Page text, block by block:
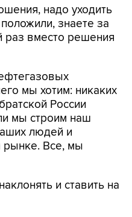
надо уходить
знаете за
раз вместо решения
мы хотим: никаких
России
мы строим наш
людей и
рынке. Все, мы
и ставить на